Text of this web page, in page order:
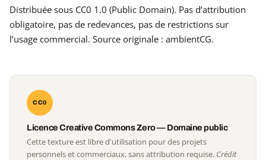
Distribuée sous CC0 1.0 (Public Domain). Pas d’attribution
obligatoire, pas de redevances, pas de restrictions sur
l’usage commercial. Source originale : ambientCG.
CC0
Licence Creative Commons Zero — Domaine public
Cette texture est libre d'utilisation pour des projets
personnels et commerciaux, sans attribution requise. Crédit